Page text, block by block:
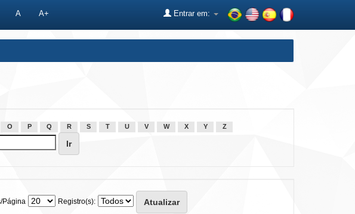
A A+ Entrar em:
O P Q R S T U V W X Y Z
Página Registro(s):